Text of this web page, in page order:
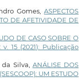
Gomes,ASPECTOS
DE AFETIVIDADE DE
DE CASO SOBRE O
15 (2021): Publicação
Silva, ANÁLISE DOS
UM ESTUDO